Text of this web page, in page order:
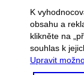
K
obsahu a
klikněte na
souhlas k
Upravit